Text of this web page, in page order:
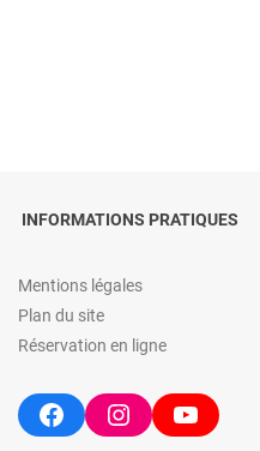
INFORMATIONS PRATIQUES
Mentions légales
Plan du site
Réservation en ligne
Facebook Instagram YouTube